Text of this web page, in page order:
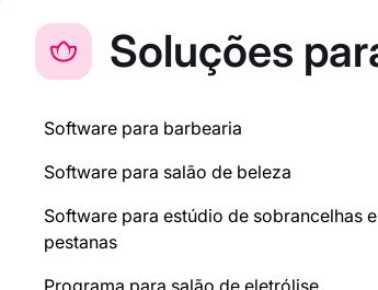
Soluções
Software para barbearia
Software para salão de beleza
Software para estúdio de sobrancelhas e
pestanas
Programa para salão de eletrólise